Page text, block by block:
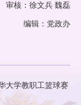
审核：徐文兵 魏磊
编辑：党政办
大学教职工篮球赛